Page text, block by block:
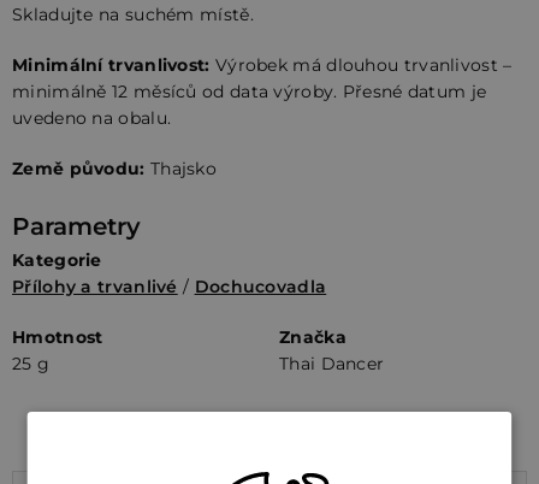
Skladujte na suchém místě.
Minimální trvanlivost: Výrobek má dlouhou trvanlivost –
minimálně 12 měsíců od data výroby. Přesné datum je
uvedeno na obalu.
Země původu: Thajsko
Parametry
Kategorie
Přílohy a trvanlivé / Dochucovadla
Hmotnost
25 g
Značka
Thai Dancer